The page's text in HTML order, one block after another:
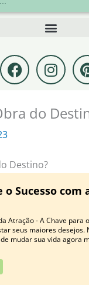
F
a
c
e
b
k
I
n
s
t
a
m
t
do
Destino?
o Sucesso com
Atração - A Chave para
seus maiores desejos.
mudar sua vida agora